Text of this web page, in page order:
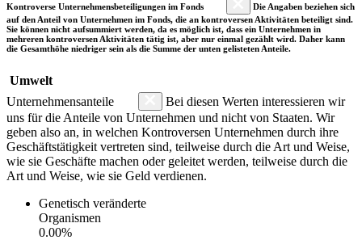
Kontroverse Unternehmensbeteiligungen im Fonds
Die Angaben beziehen sich
auf den Anteil von Unternehmen im Fonds, die an kontroversen Aktivitäten beteiligt sind.
Sie können nicht aufsummiert werden, da es möglich ist, dass ein Unternehmen in
mehreren kontroversen Aktivitäten tätig ist, aber nur einmal gezählt wird. Daher kann
die Gesamthöhe niedriger sein als die Summe der unten gelisteten Anteile.
Umwelt
Unternehmensanteile
Bei diesen Werten interessieren wir
uns für die Anteile von Unternehmen und nicht von Staaten. Wir
geben also an, in welchen Kontroversen Unternehmen durch ihre
Geschäftstätigkeit vertreten sind, teilweise durch die Art und Weise,
wie sie Geschäfte machen oder geleitet werden, teilweise durch die
Art und Weise, wie sie Geld verdienen.
Genetisch veränderte
Organismen
0.00%